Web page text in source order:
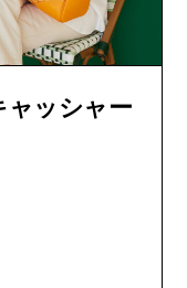
ャッシャー